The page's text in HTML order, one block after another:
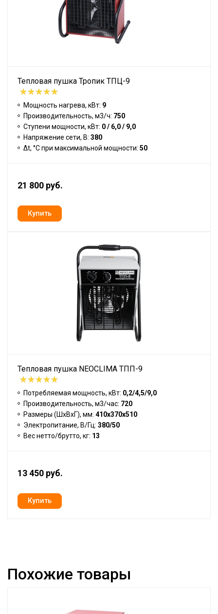
Тепловая пушка Тропик ТПЦ-9
Мощность нагрева, кВт: 9
Производительность, м3/ч: 750
Ступени мощности, кВт: 0 / 6,0 / 9,0
Напряжение сети, В: 380
Δt, °C при максимальной мощности: 50
21 800 руб.
Тепловая пушка NEOCLIMA ТПП-9
Потребляемая мощность, кВт: 0,2/4,5/9,0
Производительность, м3/час: 720
Размеры (ШхВхГ), мм: 410х370х510
Электропитание, В/Гц: 380/50
Вес нетто/брутто, кг: 13
13 450 руб.
Похожие товары